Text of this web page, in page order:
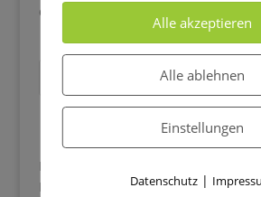
dass gerade in dieser Phase alte...
Recent Posts
Blätter basteln mit Kindern: 33
Herbst
Alle akzeptieren
Alle ablehnen
Einstellungen
Datenschutz |